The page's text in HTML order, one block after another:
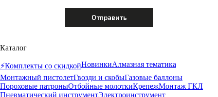
Каталог
⚡️Комплекты со скидкойНовинкиАлмазная тематика
Монтажный пистолетГвозди и скобыГазовые баллоны
Пороховые патроныОтбойные молоткиКрепежМонтаж ГКЛ
Пневматический инструментЭлектроинструмент